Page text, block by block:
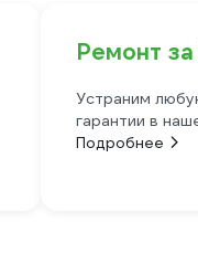
Ремонт
Устраним
гарантии в
Подробнее